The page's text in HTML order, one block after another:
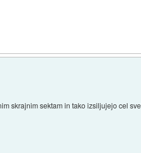
skrajnim sektam in tako izsiljujejo cel